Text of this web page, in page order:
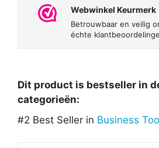
Webwinkel Keurmerk
Betrouwbaar en veilig
échte
Dit product is bestseller in
categorieën:
#2 Best Seller in Business